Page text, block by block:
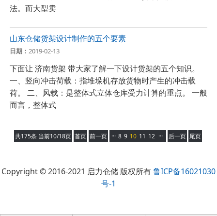
法。而大型卖
山东仓储货架设计制作的五个要素
日期： 2019-02-13
下面让 济南货架 带大家了解一下设计货架的五个知识。
一、竖向冲击荷载：指堆垛机存放货物时产生的冲击载
荷。 二、风载：是整体式立体仓库受力计算的重点。 一般
而言，整体式
共175条 当前10/18页 首页 前一页 ··· 8 9 10 11 12 ··· 后一页 尾页
Copyright © 2016-2021 启力仓储 版权所有鲁ICP备16021030
号-1